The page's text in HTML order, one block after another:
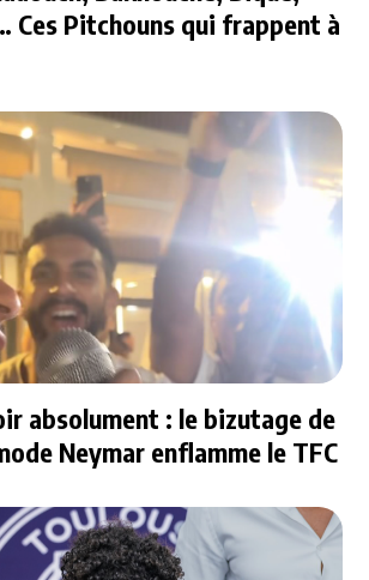
Ces Pitchouns qui frappent à
absolument : le bizutage de
Neymar enflamme le TFC